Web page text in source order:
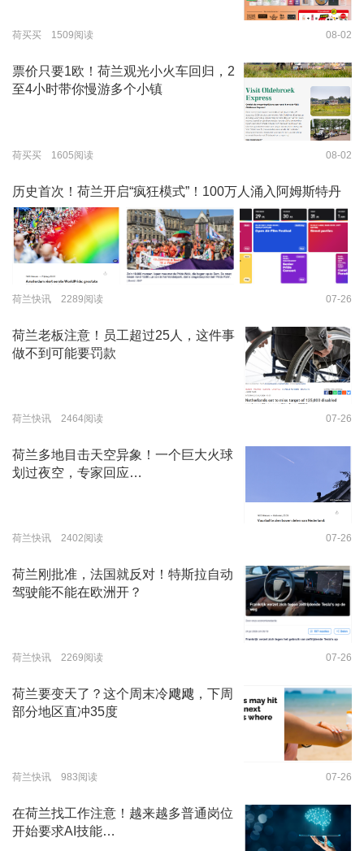
荷买买 1509阅读 08-02
票价只要1欧！荷兰观光小火车回归，2
至4小时带你慢游多个小镇
荷买买 1605阅读 08-02
历史首次！荷兰开启“疯狂模式”！100万人涌入阿姆斯特丹
荷兰快讯 2289阅读 07-26
荷兰老板注意！员工超过25人，这件事
做不到可能要罚款
荷兰快讯 2464阅读 07-26
荷兰多地目击天空异象！一个巨大火球
划过夜空，专家回应…
荷兰快讯 2402阅读 07-26
荷兰刚批准，法国就反对！特斯拉自动
驾驶能不能在欧洲开？
荷兰快讯 2269阅读 07-26
荷兰要变天了？这个周末冷飕飕，下周
部分地区直冲35度
荷兰快讯 983阅读 07-26
在荷兰找工作注意！越来越多普通岗位
开始要求AI技能…